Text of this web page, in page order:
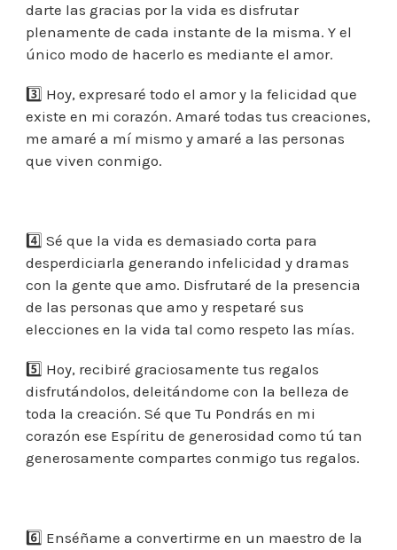
darte las gracias por la vida es disfrutar
plenamente de cada instante de la misma. Y el
único modo de hacerlo es mediante el amor.
3️⃣ Hoy, expresaré todo el amor y la felicidad que
existe en mi corazón. Amaré todas tus creaciones,
me amaré a mí mismo y amaré a las personas
que viven conmigo.
4️⃣ Sé que la vida es demasiado corta para
desperdiciarla generando infelicidad y dramas
con la gente que amo. Disfrutaré de la presencia
de las personas que amo y respetaré sus
elecciones en la vida tal como respeto las mías.
5️⃣ Hoy, recibiré graciosamente tus regalos
disfrutándolos, deleitándome con la belleza de
toda la creación. Sé que Tu Pondrás en mi
corazón ese Espíritu de generosidad como tú tan
generosamente compartes conmigo tus regalos.
6️⃣ Enséñame a convertirme en un maestro de la